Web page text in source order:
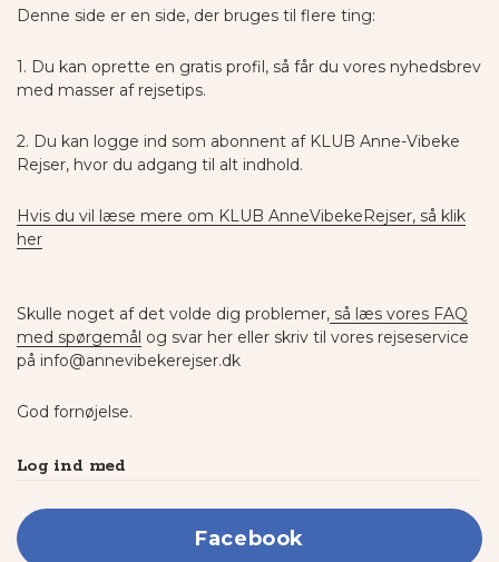
Denne side er en side, der bruges til flere ting:
1. Du kan oprette en gratis profil, så får du vores nyhedsbrev
med masser af rejsetips.
2. Du kan logge ind som abonnent af KLUB Anne-Vibeke
Rejser, hvor du adgang til alt indhold.
Hvis du vil læse mere om KLUB AnneVibekeRejser, så klik
her
Skulle noget af det volde dig problemer, så læs vores FAQ
med spørgemål og svar her eller skriv til vores rejseservice
på info@annevibekerejser.dk
God fornøjelse.
Log ind med
Facebook